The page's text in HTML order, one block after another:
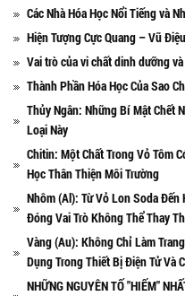
Các Nhà Hóa Học Nổi Tiếng và
Hiện Tượng Cực Quang – Vũ
Vai trò của vi chất dinh dưỡng
Thành Phần Hóa Học Của Sao
Thủy Ngân: Những Bí Mật Chết
Loại Này
Chitin: Một Chất Trong Vỏ Tôm
Học Thân Thiện Môi Trường
Nhôm (Al): Từ Vỏ Lon Soda Đến
Đóng Vai Trò Không Thể Thay
Vàng (Au): Không Chỉ Làm
Dụng Trong Thiết Bị Điện Tử Và
NHỮNG NGUYÊN TỐ "HIẾM"